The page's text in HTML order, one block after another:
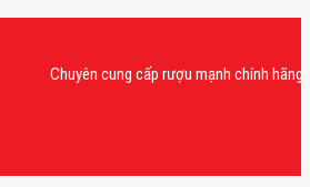
Chuyên cung cấp rượu mạnh chính hãng,